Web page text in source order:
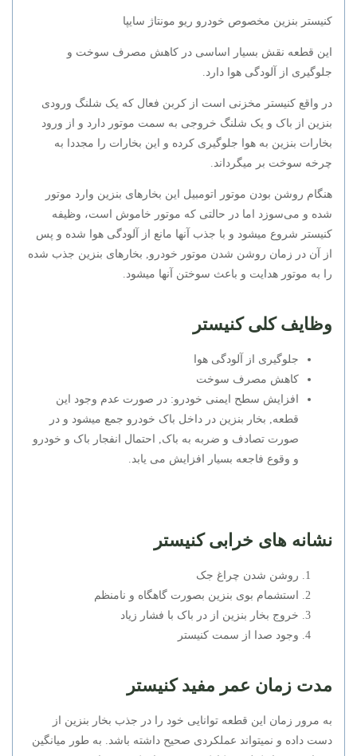
کنیستر بنزین مخصوص خودرو ریو مونتاژ سایپا
این قطعه نقش بسیار اساسی در کاهش مصرف سوخت و
جلوگیری از آلودگی هوا دارد.
در واقع کنیستر مخزنی است از کربن فعال که یک شلنگ ورودی
بنزین از باک و یک شلنگ خروجی به سمت موتور دارد و از ورود
بخارات بنزین به هوا جلوگیری کرده و این بخارات را مجددا به
چرخه سوخت بر میگرداند.
هنگام روشن بودن موتور اتومبیل این بخارهای بنزین وارد موتور
شده و می‌سوزد اما در حالتی که موتور خاموش است، وظیفه
کنیستر شروع میشود و با جذب آنها مانع از آلودگی هوا شده و پس
از آن در زمان روشن شدن موتور خودرو, بخارهای بنزین جذب شده
را به موتور هدایت و باعث سوختن آنها میشود.
وظایف کلی کنیستر
جلوگیری از آلودگی هوا
کاهش مصرف سوخت
افزایش سطح ایمنی خودرو: در صورت عدم وجود این
قطعه, بخار بنزین در داخل باک خودرو جمع میشود و در
صورت تصادف و ضربه به باک, احتمال انفجار باک و خودرو
و وقوع فاجعه بسیار افزایش می یابد.
نشانه های خرابی کنیستر
روشن شدن چراغ جک
استشمام بوی بنزین بصورت گاهگاه و نامنظم
خروج بخار بنزین از در باک با فشار زیاد
وجود صدا از سمت کنیستر
مدت زمان عمر مفید کنیستر
به مرور زمان این قطعه توانایی خود را در جذب بخار بنزین از
دست داده و نمیتواند عملکردی صحیح داشته باشد. به طور میانگین